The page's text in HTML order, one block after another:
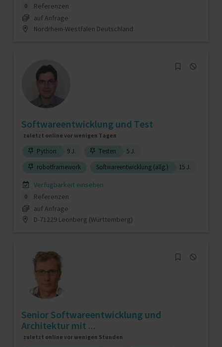
0
Referenzen
auf Anfrage
Nordrhein-Westfalen Deutschland
Softwareentwicklung und Test
zuletzt online vor wenigen Tagen
Python 9 J. Testen
5 J.
robotframework
Softwareentwicklung (allg.) 15 J.
Verfügbarkeit einsehen
0
Referenzen
auf Anfrage
D-71229 Leonberg (Württemberg)
Senior Softwareentwicklung und
Architektur mit ...
zuletzt online vor wenigen Stunden